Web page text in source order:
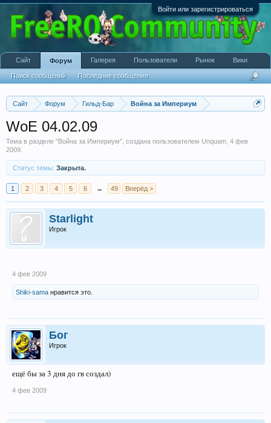
Войти или зарегистрироваться
Сайт Форум Гильд-Бар Война за Империум
WoE 04.02.09
Тема в разделе "Война за Империум", создана пользователем Unquam 4 фев
2009
Статус темы: Закрыта.
1 2 3 4 5 6 → 49 Вперёд >
Starlight
Игрок
4 фев 2009
Shiki-sama нравится это.
Бог
Игрок
ещё бы за 3 дня до гв создал)
4 фев 2009
Сайт Форум
Поиск сообщений Последние сообщения
Галерея Пользователи Рынок Вики